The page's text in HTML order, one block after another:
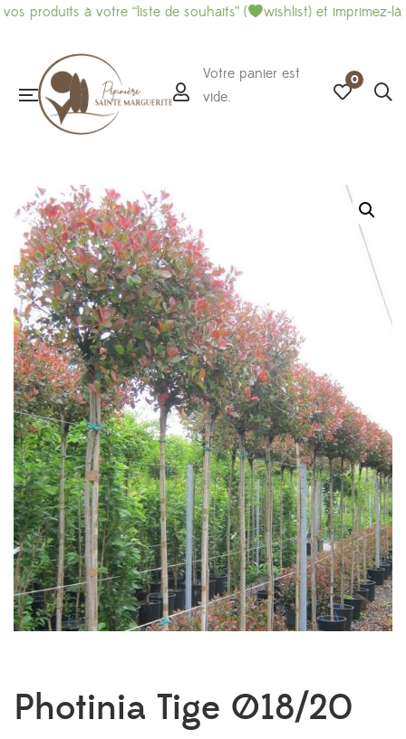
à votre “liste de souhaits” ( wishlist) et imprimez-là pour
Votre panier est
vide.
0
Photinia Tige Ø18/20